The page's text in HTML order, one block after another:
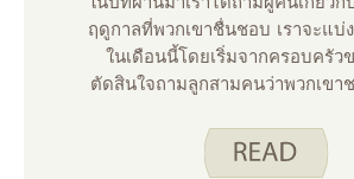
ฤดูกาลที่พวกเขาชื่นชอบ เราจะแบ่
ในเดือนนี้โดยเริ่มจากครอบครัว
ตัดสินใจถามลูกสามคนว่าพวกเขา
ๆ ที่บ้านของเราและเข้าถึงสวนขน
ของคุณปู่และคุณย่าซึ่งคุณจะเห็นส